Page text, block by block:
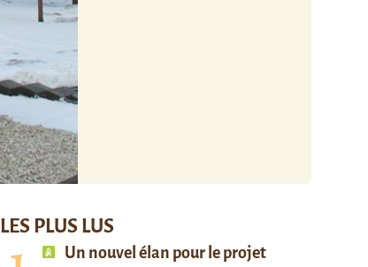
LES PLUS LUS
Un nouvel élan pour le projet